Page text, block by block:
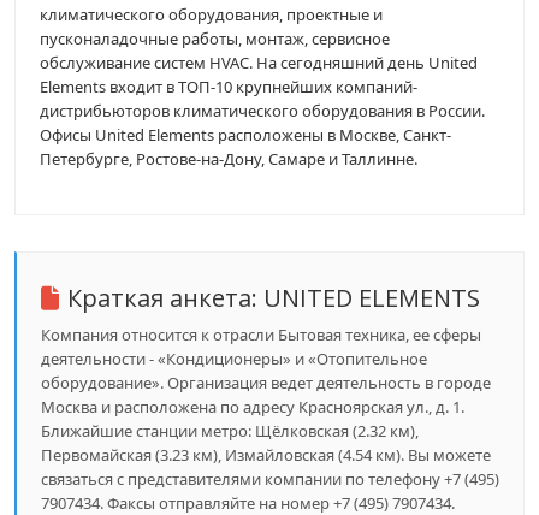
климатического оборудования, проектные и
пусконаладочные работы, монтаж, сервисное
обслуживание систем HVAC. На сегодняшний день United
Elements входит в ТОП-10 крупнейших компаний-
дистрибьюторов климатического оборудования в России.
Офисы United Elements расположены в Москве, Санкт-
Петербурге, Ростове-на-Дону, Самаре и Таллинне.
Краткая анкета: UNITED ELEMENTS
Компания относится к отрасли Бытовая техника, ее сферы
деятельности - «Кондиционеры» и «Отопительное
оборудование». Организация ведет деятельность в городе
Москва и расположена по адресу Красноярская ул., д. 1.
Ближайшие станции метро: Щёлковская (2.32 км),
Первомайская (3.23 км), Измайловская (4.54 км). Вы можете
связаться с представителями компании по телефону +7 (495)
7907434. Факсы отправляйте на номер +7 (495) 7907434.